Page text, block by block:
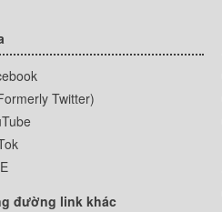
Twitter)
đường link khác